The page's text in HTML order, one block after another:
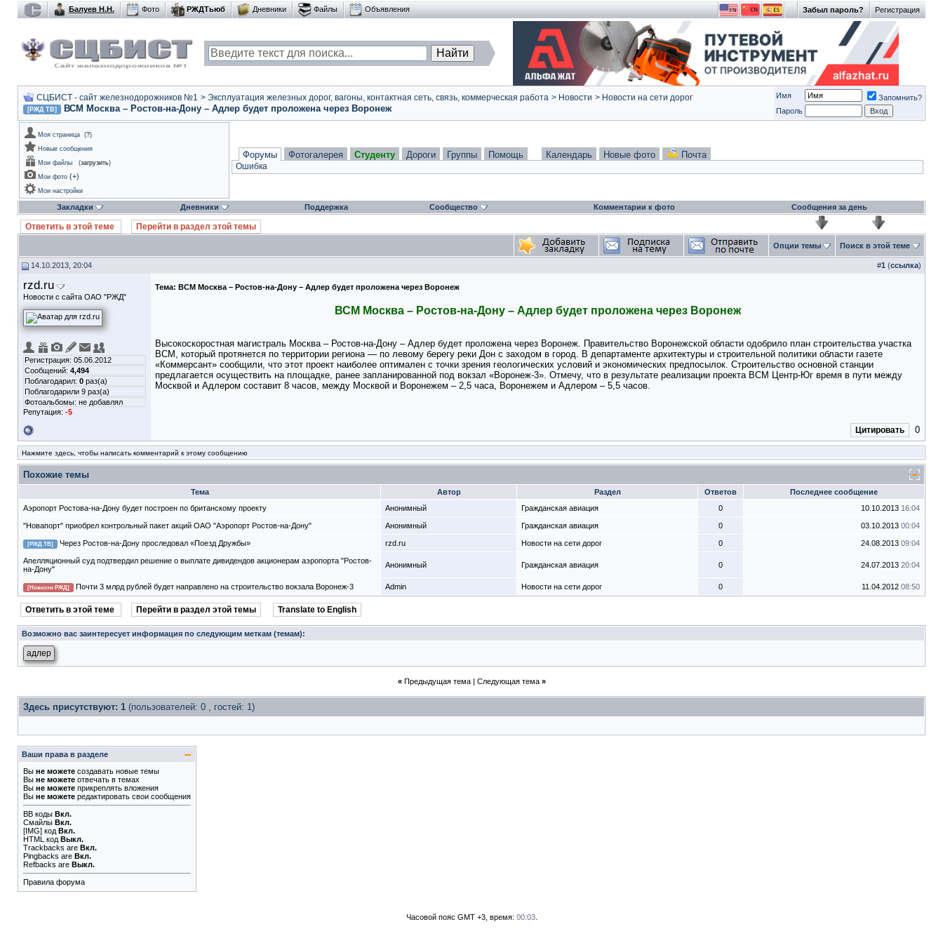
Регистрация
Забыл пароль?
Балуев Н.Н. Фото РЖДТьюб Дневники Файлы Объявления
СЦБИСТ - сайт железнодорожников №1 > Эксплуатация железных дорог, вагоны, контактная сеть, связь, коммерческая работа > Новости > Новости на сети дорог
[РЖД ТВ] ВСМ Москва – Ростов-на-Дону – Адлер будет проложена через Воронеж
Имя
Запомнить?
Пароль
Моя страница (?)
Новые сообщения
Мои файлы
(загрузить)
Мои фото (+)
Мои настройки
Форумы Фотогалерея Студенту Дороги Группы Помощь Календарь Новые фото Почта
Ошибка
Закладки Дневники Поддержка Сообщество Комментарии к фото Сообщения за день
Ответить в этой теме Перейти в раздел этой темы
Опции темы Поиск в этой теме
14.10.2013, 20:04 #1 (ссылка)
rzd.ru
Новости с сайта ОАО "РЖД"
Регистрация: 05.06.2012
Сообщений: 4,494
Поблагодарил: 0 раз(а)
Поблагодарили 9 раз(а)
Фотоальбомы: не добавлял
Репутация: -5
Тема: ВСМ Москва – Ростов-на-Дону – Адлер будет проложена через Воронеж
ВСМ Москва – Ростов-на-Дону – Адлер будет проложена через Воронеж
Высокоскоростная магистраль Москва – Ростов-на-Дону – Адлер будет проложена через Воронеж. Правительство Воронежской области одобрило план строительства участка
ВСМ, который протянется по территории региона — по левому берегу реки Дон с заходом в город. В департаменте архитектуры и строительной политики области газете
«Коммерсант» сообщили, что этот проект наиболее оптимален с точки зрения геологических условий и экономических предпосылок. Строительство основной станции
предлагается осуществить на площадке, ранее запланированной под вокзал «Воронеж-3». Отмечу, что в результате реализации проекта ВСМ Центр-Юг время в пути между
Москвой и Адлером составит 8 часов, между Москвой и Воронежем – 2,5 часа, Воронежем и Адлером – 5,5 часов.
Цитировать 0
Нажмите здесь, чтобы написать комментарий к этому сообщению
Похожие темы
Тема Автор Раздел Ответов
Последнее сообщение
Аэропорт Ростова-на-Дону будет построен по британскому проекту
Анонимный Гражданская авиация 0 10.10.2013 16:04
"Новапорт" приобрел контрольный пакет акций ОАО "Аэропорт Ростов-на-Дону" Анонимный Гражданская авиация 0 03.10.2013 00:04
[РЖД ТВ] Через Ростов-на-Дону проследовал «Поезд Дружбы» rzd.ru Новости на сети дорог 0 24.08.2013 09:04
Апелляционный суд подтвердил решение о выплате дивидендов акционерам аэропорта "Ростов-
на-Дону"
Анонимный Гражданская авиация 0 24.07.2013 20:04
[Новости РЖД] Почти 3 млрд рублей будет направлено на строительство вокзала Воронеж-3 Admin Новости на сети дорог 0 11.04.2012 08:50
Ответить в этой теме Перейти в раздел этой темы Translate to English
Возможно вас заинтересует информация по следующим меткам (темам):
адлер
« Предыдущая тема| Следующая тема »
Здесь присутствуют: 1 (пользователей: 0 , гостей: 1)
Ваши права в разделе
Вы не можете создавать новые темы
Вы не можете отвечать в темах
Вы не можете прикреплять вложения
Вы не можете редактировать свои сообщения
BB коды Вкл.
Смайлы Вкл.
[IMG] код Вкл.
HTML код Выкл.
Trackbacks are Вкл.
Pingbacks are Вкл.
Refbacks are Выкл.
Правила форума
Часовой пояс GMT +3, время: 00:03.